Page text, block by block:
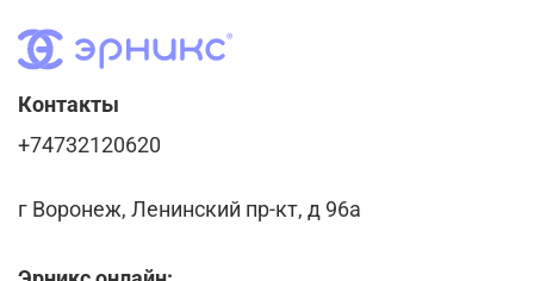
Контакты
+74732120620
г Воронеж, Ленинский пр-кт, д 96а